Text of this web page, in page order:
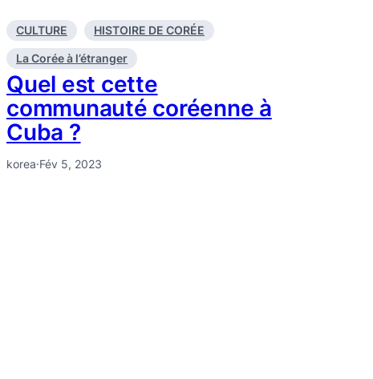
CULTURE HISTOIRE DE CORÉE
La Corée à l’étranger
Quel est cette
communauté coréenne à
Cuba ?
korea·Fév 5, 2023